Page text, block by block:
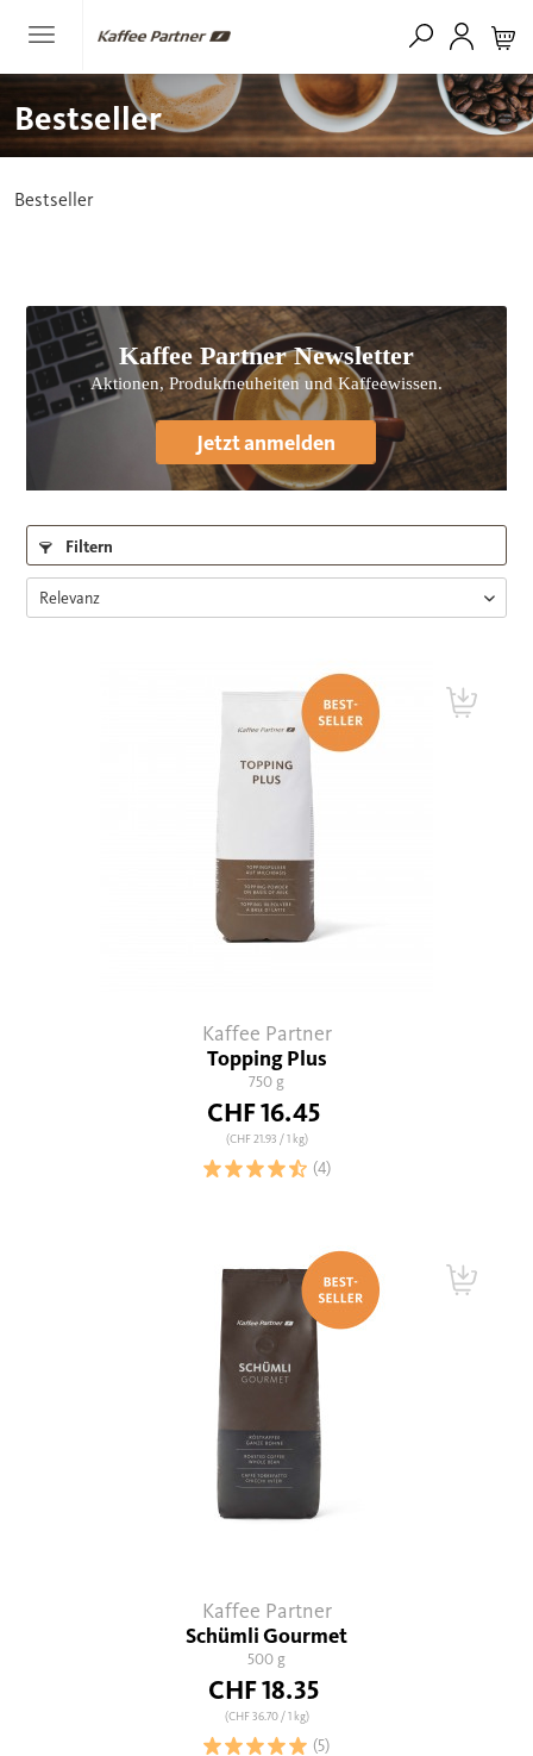
Bestseller
Bestseller
Kaffee Partner Newsletter
Aktionen, Produktneuheiten und Kaffeewissen.
Jetzt anmelden
Filtern
Kaffee Partner
Topping Plus
750 g
CHF 16.45
(CHF 21.93 / 1 kg)
(4)
Kaffee Partner
Schümli Gourmet
500 g
CHF 18.35
(CHF 36.70/ 1 kg)
(5)